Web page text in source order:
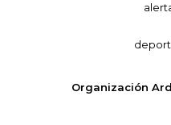
Organización